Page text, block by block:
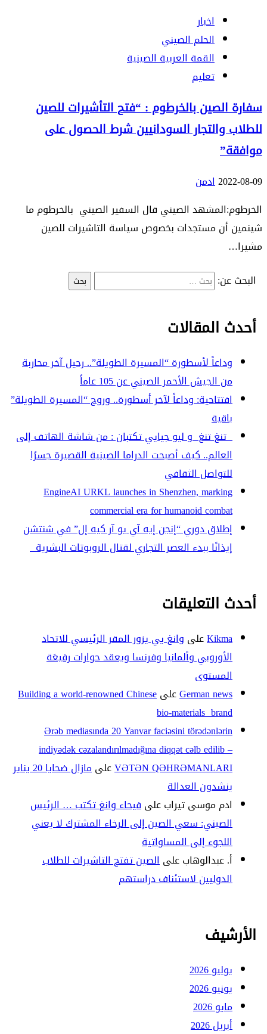
اخبار
الحلم الصيني
القمة العربية الصينية
تعليم
سفارة الصين بالخرطوم : “فتح التأشيرات للصين
للطلاب والتجار السودانيين شرط الحصول على
موافقة”
2022-08-09ادمن
الخرطوم:المشهد الصيني قال السفير الصيني بالخرطوم ما
شينمين أن مستجدات بخصوص سياسة التاشيرات للصين
مشيرا…
البحث عن:
أحدث المقالات
وداعاً لأسطورة “المسيرة الطويلة”.. رحيل آخر محاربة
من الجيش الأحمر الصيني عن 105 عاماً
افتتاحية: وداعاً لآخر أسطورة.. وروح “المسيرة الطويلة”
باقية
تنغ تنغ و ليو جيايي تكتبان : من شاشة الهاتف إلى
العالم.. كيف أصبحت الدراما الصينية القصيرة جسرًا
للتواصل الثقافي
EngineAI URKL launches in Shenzhen, marking
commercial era for humanoid combat
إطلاق دوري “إنجن إيه آي يو آر كيه إل” في شنتشن
إيذانًا ببدء العصر التجاري لقتال الروبوتات البشرية
أحدث التعليقات
Kikmaعلى وانغ يي يزور المقر الرئيسي للاتحاد
الأوروبي وألمانيا وفرنسا ويعقد حوارات رفيعَة
المستوى
German newsعلىBuilding a world-renowned Chinese
bio-materials brand
Ərəb mediasında 20 Yanvar faciəsini törədənlərin
indiyədək cəzalandırılmadığına diqqət cəlb edilib –
VƏTƏN QƏHRƏMANLARIعلى
مازال ضحايا 20 يناير
ينشدون العدالة
ادم موسى تيرابعلىفيحاء وانغ تكتب … الرئيس
الصيني: سعي الصين إلى الرخاء المشترك لا يعني
اللجوء إلى المساواتية
أ. عبدالوهابعلىالصين تفتح التاشيرات للطلاب
الدوليين لاستئناف دراستهم
الأرشيف
يوليو 2026
يونيو 2026
مايو 2026
أبريل 2026